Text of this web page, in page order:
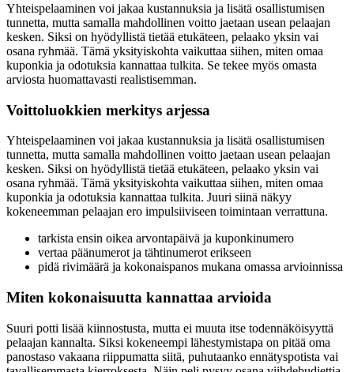
Yhteispelaaminen voi jakaa kustannuksia ja lisätä osallistumisen
tunnetta, mutta samalla mahdollinen voitto jaetaan usean pelaajan
kesken. Siksi on hyödyllistä tietää etukäteen, pelaako yksin vai
osana ryhmää. Tämä yksityiskohta vaikuttaa siihen, miten omaa
kuponkia ja odotuksia kannattaa tulkita. Se tekee myös omasta
arviosta huomattavasti realistisemman.
Voittoluokkien merkitys arjessa
Yhteispelaaminen voi jakaa kustannuksia ja lisätä osallistumisen
tunnetta, mutta samalla mahdollinen voitto jaetaan usean pelaajan
kesken. Siksi on hyödyllistä tietää etukäteen, pelaako yksin vai
osana ryhmää. Tämä yksityiskohta vaikuttaa siihen, miten omaa
kuponkia ja odotuksia kannattaa tulkita. Juuri siinä näkyy
kokeneemman pelaajan ero impulsiiviseen toimintaan verrattuna.
tarkista ensin oikea arvontapäivä ja kuponkinumero
vertaa päänumerot ja tähtinumerot erikseen
pidä rivimäärä ja kokonaispanos mukana omassa arvioinnissa
Miten kokonaisuutta kannattaa arvioida
Suuri potti lisää kiinnostusta, mutta ei muuta itse todennäköisyyttä
pelaajan kannalta. Siksi kokeneempi lähestymistapa on pitää oma
panostaso vakaana riippumatta siitä, puhutaanko ennätyspotista vai